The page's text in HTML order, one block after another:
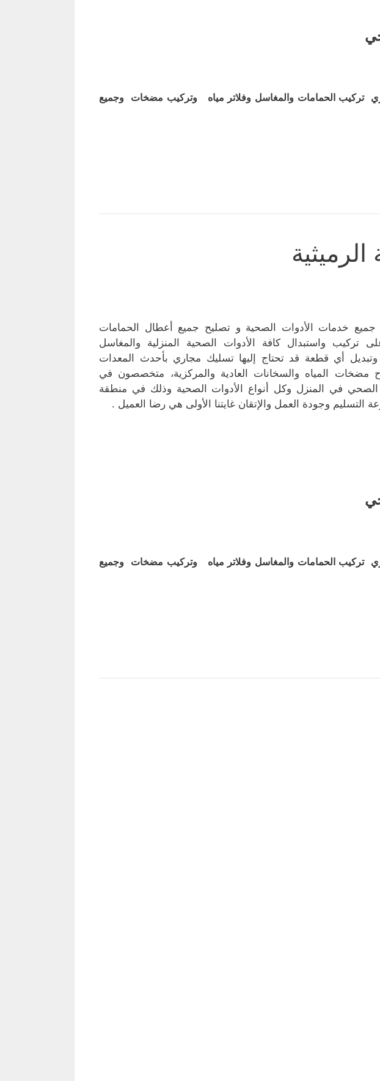
تركيب الحمامات والمغاسل وفلاتر مياه وتركيب مضخات وجميع
جميع خدمات الأدوات الصحية و تصليح جميع أعطال الحمامات
واستبدال كافة الأدوات الصحية المنزلية والمغاسل
أي قطعة قد تحتاج إليها تسليك مجاري بأحدث المعدات
مضخات المياه والسخانات العادية والمركزية، متخصصون في
في المنزل وكل أنواع الأدوات الصحية وذلك في منطقة
التسليم وجودة العمل والإتقان غايتنا الأولى هي رضا العميل .
تركيب الحمامات والمغاسل وفلاتر مياه وتركيب مضخات وجميع